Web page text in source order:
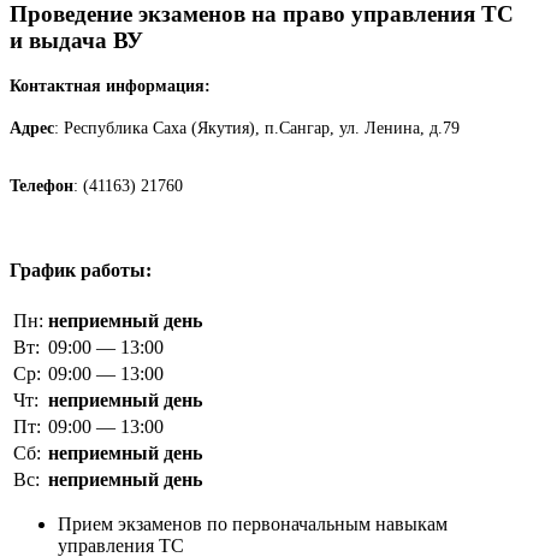
Проведение экзаменов на право управления ТС
и выдача ВУ
Контактная информация:
Адрес: Республика Саха (Якутия), п.Сангар, ул. Ленина, д.79
Телефон: (41163) 21760
График работы:
Пн: неприемный день
Вт: 09:00 — 13:00
Ср: 09:00 — 13:00
Чт: неприемный день
Пт: 09:00 — 13:00
Сб: неприемный день
Вс: неприемный день
Прием экзаменов по первоначальным навыкам
управления ТС